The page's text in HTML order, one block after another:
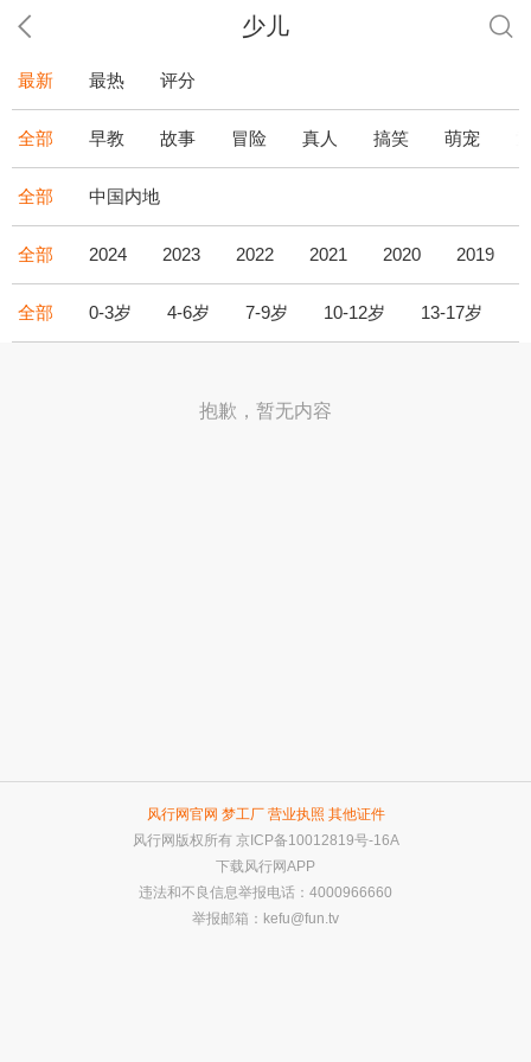
少儿
最新 最热 评分
全部 早教 故事 冒险 真人 搞笑 萌宠
全部 中国内地
全部 2024 2023 2022 2021 2020 2019
全部 0-3岁 4-6岁 7-9岁 10-12岁 13-17岁
抱歉，暂无内容
风行网官网 梦工厂 营业执照 其他证件
风行网版权所有 京ICP备10012819号-16A
下载风行网APP
违法和不良信息举报电话：4000966660
举报邮箱： kefu@fun.tv